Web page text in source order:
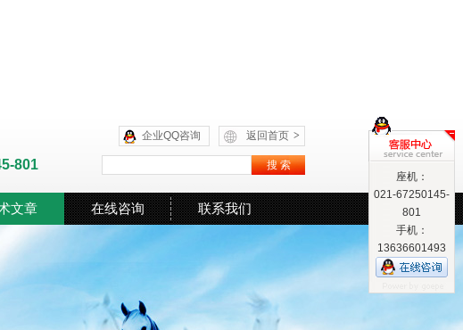
返回首页 >
企业QQ咨询
801
文章 在线咨询 联系我们
座机：
021-67250145-
801
手机：
13636601493